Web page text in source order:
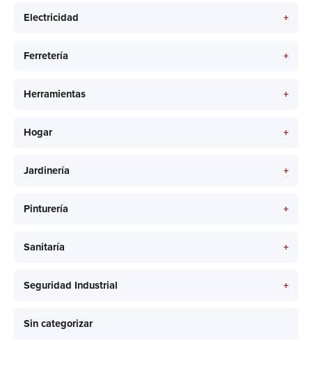
Electricidad +
Ferretería +
Herramientas +
Hogar +
Jardinería +
Pinturería +
Sanitaría +
Seguridad Industrial +
Sin categorizar